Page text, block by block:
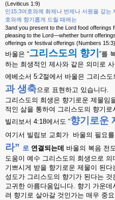
(Leviticus 1:9)
민 15:3여호와께 화제나 번제나 서원을 갚는
호와께
향기롭게 드릴 때에는
3and you present to the Lord food offerings
pleasing to the Lord—whether burnt
offerings or festival offerings (Numbers 15:3)
바울은 “그리스도의 향기 ”를
하는 희생적인 제사와 같은 의미로
에베소서 5:2절에서 바울은 그리스도
과 생축으로 표현하고 있습니다.
그리스도의 희생은 향기로운 제물임
적인 삶을 통하여 그리스도의 향기로
빌리보서 4:18에서도 “향기로운
여기서 빌립보 교회가 바울의 필요를
라” 로 연결되는데 바울의 복음 전
도움이 예수 그리스도의 희생으로 의
기쁘시게 받을 향기로운 제물이 된다
성도가 그리스도의 향기가 된다는 것
고귀한 아름다움입니다. 향기 가운데
려 향기로 살아갈 것인가는 매우 중